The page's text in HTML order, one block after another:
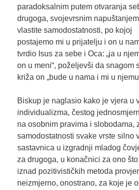
paradoksalnim putem otvaranja
drugoga, svojevrsnim
vlastite samodostatnosti, po kojoj
postajemo mi u prijatelju i on u
tvrdio Isus za sebe i Oca: „ja u
on u meni“, poželjevši da snagom
križa on „bude u nama i mi u
Biskup je naglasio kako je vjera u
individualizma, čestog
na osobnim pravima i slobodama,
samodostatnosti svake vrste silno
sastavnica u izgradnji mladog
za drugoga, u konačnici za ono
iznad pozitivističkih metoda
neizmjerno, onostrano, za koje je